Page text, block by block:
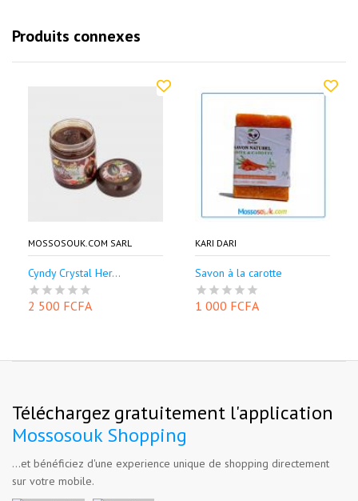
Produits connexes
MOSSOSOUK.COM SARL
Cyndy Crystal Her...
2 500 FCFA
KARI DARI
Savon à la carotte
1 000 FCFA
Téléchargez gratuitement l'application
Mossosouk Shopping
...et bénéficiez d'une experience unique de shopping directement
sur votre mobile.